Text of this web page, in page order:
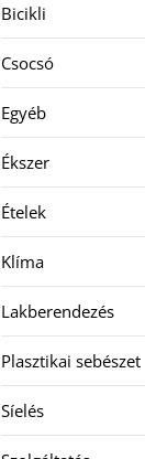
Bicikli
Csocsó
Egyéb
Ékszer
Ételek
Klíma
Lakberendezés
Plasztikai sebészet
Síelés